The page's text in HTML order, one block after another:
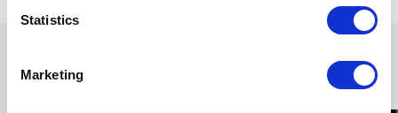
Statistics
Marketing